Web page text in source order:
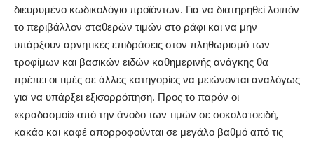
διευρυμένο κωδικολόγιο προϊόντων. Για να διατηρηθεί λοιπόν
το περιβάλλον σταθερών τιμών στο ράφι και να μην
υπάρξουν αρνητικές επιδράσεις στον πληθωρισμό των
τροφίμων και βασικών ειδών καθημερινής ανάγκης θα
πρέπει οι τιμές σε άλλες κατηγορίες να μειώνονται αναλόγως
για να υπάρξει εξισορρόπηση. Προς το παρόν οι
«κραδασμοί» από την άνοδο των τιμών σε σοκολατοειδή,
κακάο και καφέ απορροφούνται σε μεγάλο βαθμό από τις